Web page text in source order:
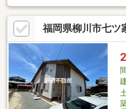
福岡県柳川市七ツ